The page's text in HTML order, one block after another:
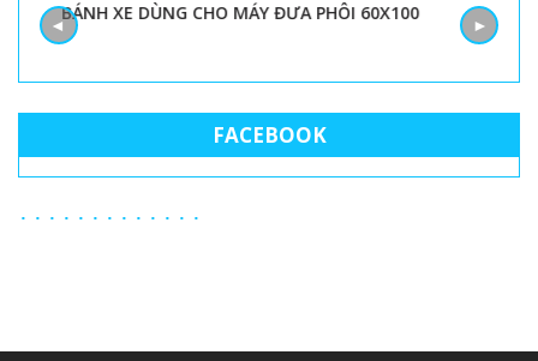
BÁNH XE DÙNG CHO MÁY ĐƯA PHÔI 60X100
◄ ►
FACEBOOK